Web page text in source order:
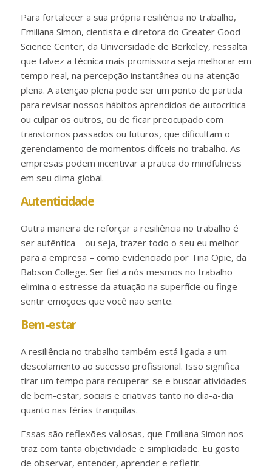
Para fortalecer a sua própria resiliência no trabalho,
Emiliana Simon, cientista e diretora do Greater Good
Science Center, da Universidade de Berkeley, ressalta
que talvez a técnica mais promissora seja melhorar em
tempo real, na percepção instantânea ou na atenção
plena. A atenção plena pode ser um ponto de partida
para revisar nossos hábitos aprendidos de autocrítica
ou culpar os outros, ou de ficar preocupado com
transtornos passados ou futuros, que dificultam o
gerenciamento de momentos difíceis no trabalho. As
empresas podem incentivar a pratica do mindfulness
em seu clima global.
Autenticidade
Outra maneira de reforçar a resiliência no trabalho é
ser autêntica – ou seja, trazer todo o seu eu melhor
para a empresa – como evidenciado por Tina Opie, da
Babson College. Ser fiel a nós mesmos no trabalho
elimina o estresse da atuação na superfície ou finge
sentir emoções que você não sente.
Bem-estar
A resiliência no trabalho também está ligada a um
descolamento ao sucesso profissional. Isso significa
tirar um tempo para recuperar-se e buscar atividades
de bem-estar, sociais e criativas tanto no dia-a-dia
quanto nas férias tranquilas.
Essas são reflexões valiosas, que Emiliana Simon nos
traz com tanta objetividade e simplicidade. Eu gosto
de observar, entender, aprender e refletir.